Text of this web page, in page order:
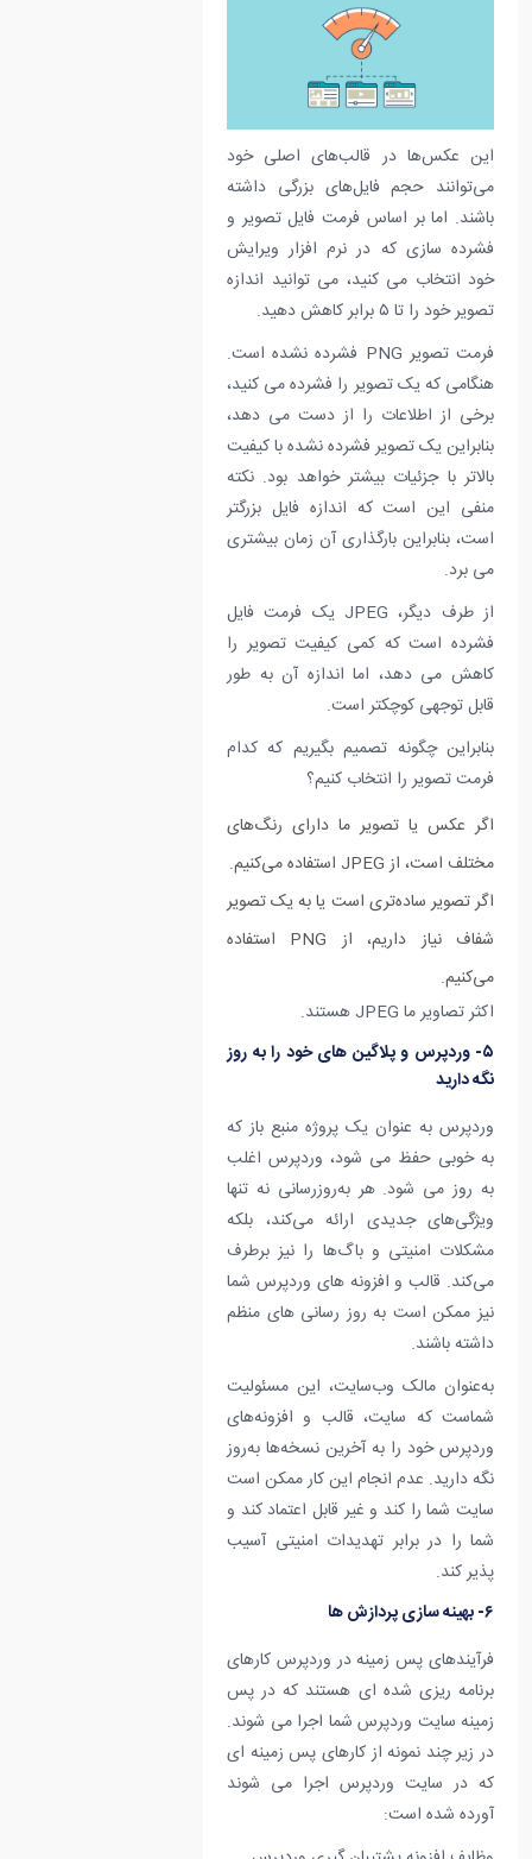
این عکس‌ها در قالب‌های اصلی خود
می‌توانند حجم فایل‌های بزرگی داشته
باشند. اما بر اساس فرمت فایل تصویر و
فشرده سازی که در نرم افزار ویرایش
خود انتخاب می کنید، می توانید اندازه
تصویر خود را تا ۵ برابر کاهش دهید.
فرمت تصویر PNG فشرده نشده است.
هنگامی که یک تصویر را فشرده می کنید،
برخی از اطلاعات را از دست می دهد،
بنابراین یک تصویر فشرده نشده با کیفیت
بالاتر با جزئیات بیشتر خواهد بود. نکته
منفی این است که اندازه فایل بزرگتر
است، بنابراین بارگذاری آن زمان بیشتری
می برد.
از طرف دیگر، JPEG یک فرمت فایل
فشرده است که کمی کیفیت تصویر را
کاهش می دهد، اما اندازه آن به طور
قابل توجهی کوچکتر است.
بنابراین چگونه تصمیم بگیریم که کدام
فرمت تصویر را انتخاب کنیم؟
اگر عکس یا تصویر ما دارای رنگ‌های
مختلف است، از JPEG استفاده می‌کنیم.
اگر تصویر ساده‌تری است یا به یک تصویر
شفاف نیاز داریم، از PNG استفاده
می‌کنیم.
اکثر تصاویر ما JPEG هستند.
۵- وردپرس و پلاگین های خود را به روز
نگه دارید
وردپرس به عنوان یک پروژه منبع باز که
به خوبی حفظ می شود، وردپرس اغلب
به روز می شود. هر به‌روزرسانی نه تنها
ویژگی‌های جدیدی ارائه می‌کند، بلکه
مشکلات امنیتی و باگ‌ها را نیز برطرف
می‌کند. قالب و افزونه های وردپرس شما
نیز ممکن است به روز رسانی های منظم
داشته باشند.
به‌عنوان مالک وب‌سایت، این مسئولیت
شماست که سایت، قالب و افزونه‌های
وردپرس خود را به آخرین نسخه‌ها به‌روز
نگه دارید. عدم انجام این کار ممکن است
سایت شما را کند و غیر قابل اعتماد کند و
شما را در برابر تهدیدات امنیتی آسیب
پذیر کند.
فرآیندهای پس زمینه در وردپرس کارهای
برنامه ریزی شده ای هستند که در پس
زمینه سایت وردپرس شما اجرا می شوند.
در زیر چند نمونه از کارهای پس زمینه ای
که در سایت وردپرس اجرا می شوند
آورده شده است: